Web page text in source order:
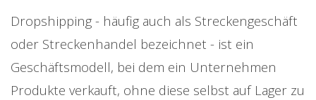
Dropshipping - häufig auch als Streckengeschäft
oder Streckenhandel bezeichnet - ist ein
Geschäftsmodell, bei dem ein Unternehmen
Produkte verkauft, ohne diese selbst auf Lager zu